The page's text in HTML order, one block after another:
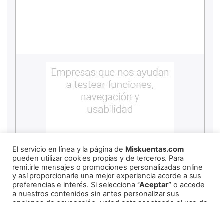
copyrightmiskuentas2026
El servicio en línea y la página de Miskuentas.com
pueden utilizar cookies propias y de terceros. Para
remitirle mensajes o promociones personalizadas online
y así proporcionarle una mejor experiencia acorde a sus
preferencias e interés. Si selecciona “Aceptar” o accede
a nuestros contenidos sin antes personalizar sus